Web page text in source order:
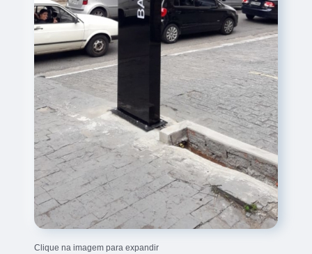
Clique na imagem para expandir